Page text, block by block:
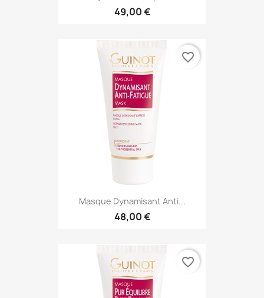
49,00 €
Masque Dynamisant Anti...
48,00 €
favorite_border
favorite_border